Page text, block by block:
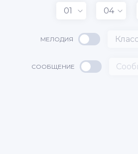
01 04
МЕЛОДИЯ
СООБЩЕНИЕ